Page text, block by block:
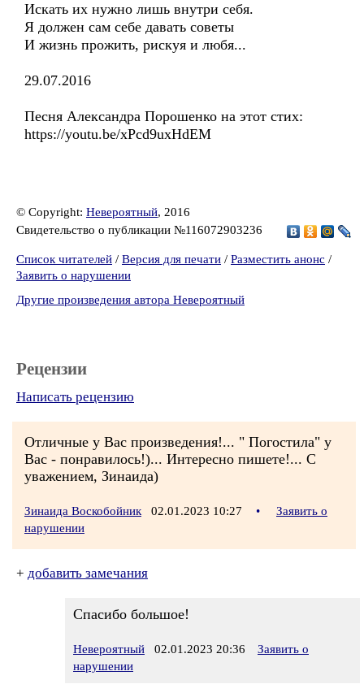
Искать их нужно лишь внутри себя.
Я должен сам себе давать советы
И жизнь прожить, рискуя и любя...
29.07.2016
Песня Александра Порошенко на этот стих:
https://youtu.be/xPcd9uxHdEM
© Copyright: Невероятный, 2016
Свидетельство о публикации №116072903236
Список читателей / Версия для печати / Разместить анонс /
Заявить о нарушении
Другие произведения автора Невероятный
Рецензии
Написать рецензию
Отличные у Вас произведения!... " Погостила" у
Вас - понравилось!)... Интересно пишете!... С
уважением, Зинаида)
Зинаида Воскобойник 02.01.2023 10:27 •
Заявить о
нарушении
+ добавить замечания
Спасибо большое!
Невероятный 02.01.2023 20:36
Заявить о
нарушении